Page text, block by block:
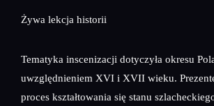
Żywa lekcja historii
Tematyka inscenizacji dotyczyła okresu
uwzględnieniem XVI i XVII wieku.
proces kształtowania się stanu